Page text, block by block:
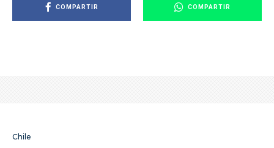
COMPARTIR COMPARTIR
Chile